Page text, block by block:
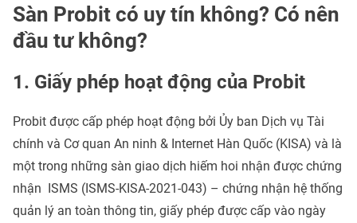
Sàn Probit có uy tín không? Có nên
đầu tư không?
1. Giấy phép hoạt động của Probit
Probit được cấp phép hoạt động bởi Ủy ban Dịch vụ Tài
chính và Cơ quan An ninh & Internet Hàn Quốc (KISA) và là
một trong những sàn giao dịch hiếm hoi nhận được chứng
nhận ISMS (ISMS-KISA-2021-043) – chứng nhận hệ thống
quản lý an toàn thông tin, giấy phép được cấp vào ngày